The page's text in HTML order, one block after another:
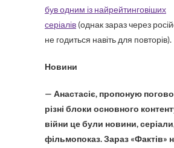
був одним із найрейтинговіших
серіалів (однак зараз через
не годиться навіть для повторів).
Новини
— Анастасіє, пропоную
різні блоки основного
війни це були новини,
фільмопоказ. Зараз «Фактів»